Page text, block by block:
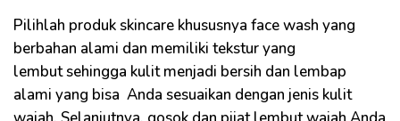
Pilihlah produk skincare khususnya face wash yang
berbahan alami dan memiliki tekstur yang
lembut sehingga kulit menjadi bersih dan lembap
alami yang bisa Anda sesuaikan dengan jenis kulit